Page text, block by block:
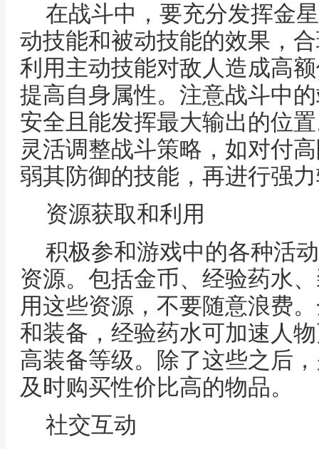
在战斗中，要充分发挥金
动技能和被动技能的效果，
利用主动技能对敌人造成高
提高自身属性。注意战斗中
安全且能发挥最大输出的位
灵活调整战斗策略，如对付
弱其防御的技能，再进行强
资源获取和利用
积极参和游戏中的各种活
资源。包括金币、经验药水
用这些资源，不要随意浪费
和装备，经验药水可加速人
高装备等级。除了这些之后
及时购买性价比高的物品。
社交互动